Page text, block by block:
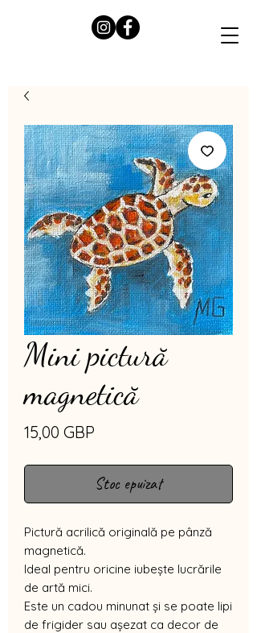
Mini pictură
magnetică
15,00 GBP
Stoc epuizat
Pictură acrilică originală pe pânză
magnetică.
Ideal pentru oricine iubește lucrările
de artă mici.
Este un cadou minunat și se poate lipi
de frigider sau așezat ca decor de